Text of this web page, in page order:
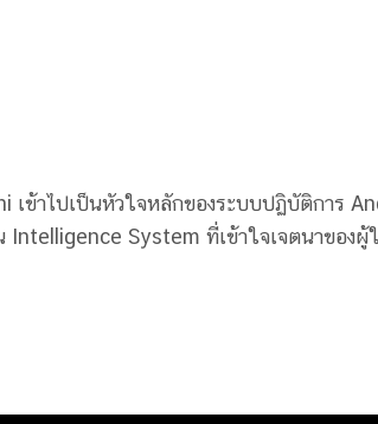
เข้าไปเป็นหัวใจหลักของระบบปฏิบัติการ
Intelligence System ที่เข้าใจเจตนาของผู้